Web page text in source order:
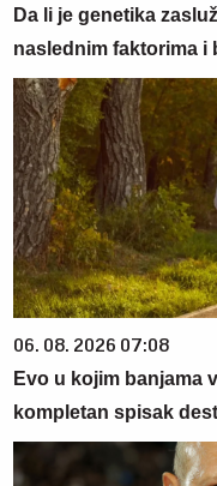
Da li je genetika
naslednim faktorima
06. 08. 2026 07:08
Evo u kojim banjama
kompletan spisak